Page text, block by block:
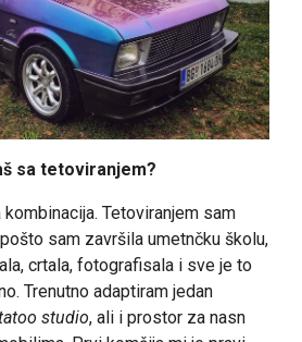
sa tetoviranjem?
Tetoviranjem sam
sam završila umetnčku školu,
crtala, fotografisala i sve je to
Trenutno adaptiram jedan
studio, ali i prostor za nasn